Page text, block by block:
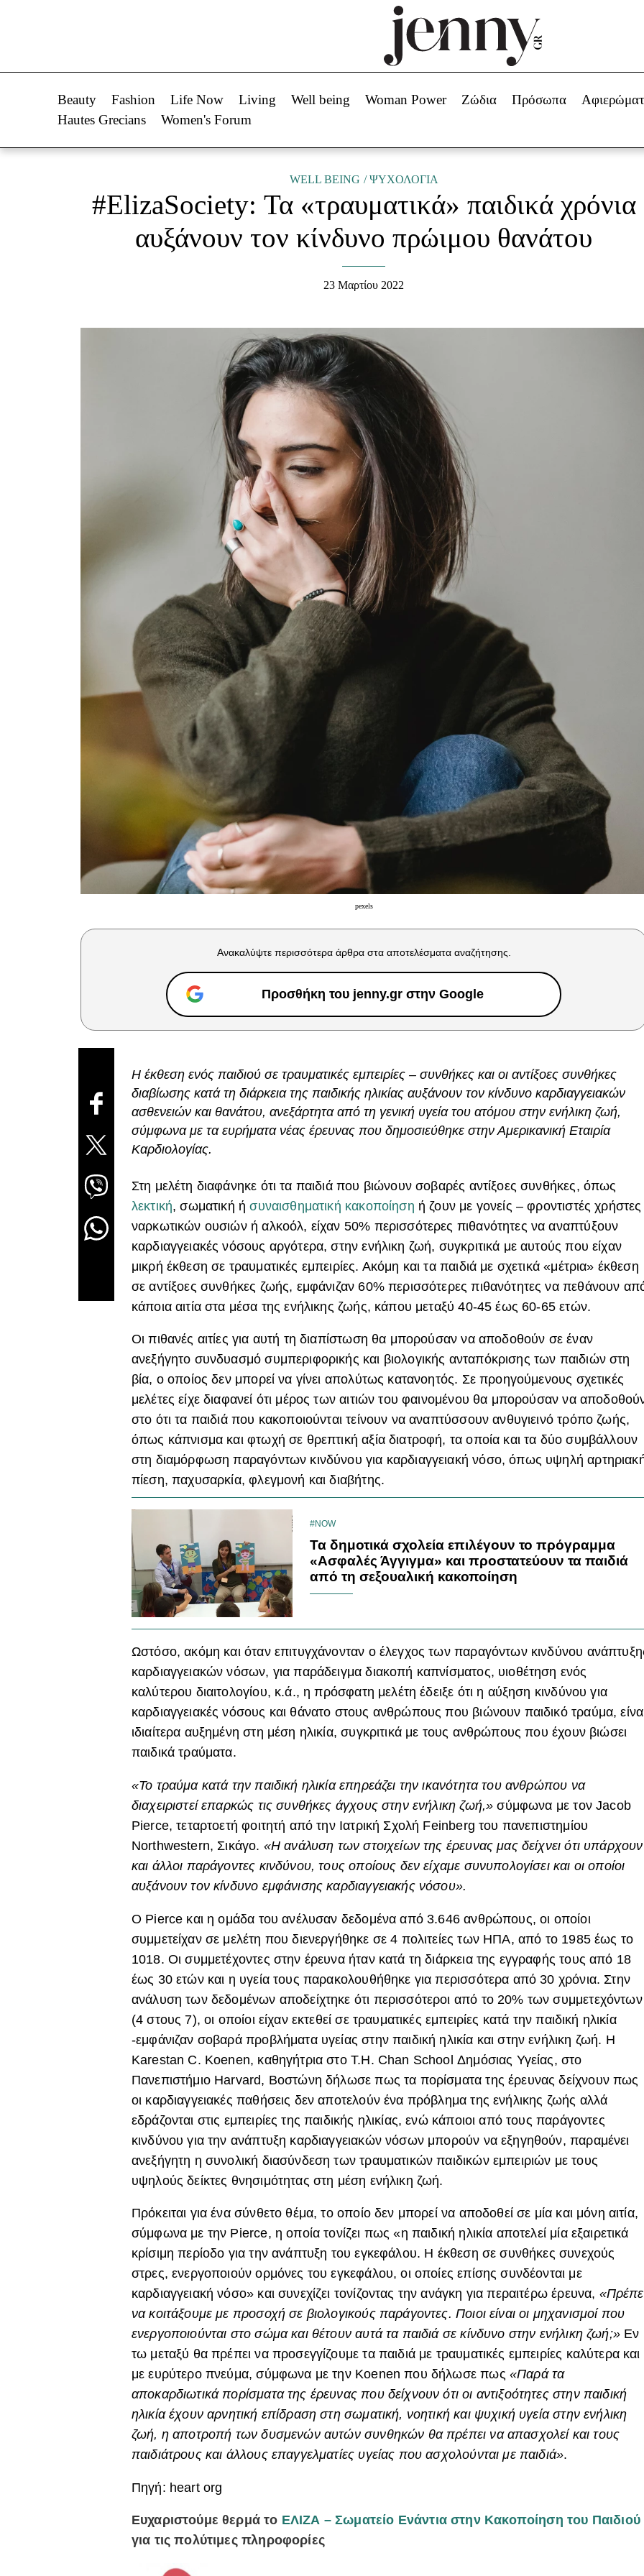
Styling Tips
Fashion News
Beauty -
Ομορφιά
Skincare
Μακιγιάζ
Woman Power Πρόσωπα
Ask the Guru
Success Stories
Ζώδια
ΒΟΞ
Γάμος
Beauty Fashion Life Now Living Well being Woman Power Ζώδια Πρόσωπα
Hautes Grecians
Women's Forum
WELL BEING ΨΥΧΟΛΟΓΙΑ
#ElizaSociety: Τα «τραυματικά» παιδικά χρόνια
αυξάνουν τον κίνδυνο πρώιμου θανάτου
23 Μαρτίου 2022
pexels
Ανακαλύψτε περισσότερα άρθρα στα αποτελέσματα αναζήτησης.
Προσθήκη του jenny.gr στην Google
Η έκθεση ενός παιδιού σε τραυματικές εμπειρίες – συνθήκες και οι αντίξοες συνθήκες
διαβίωσης κατά τη διάρκεια της παιδικής ηλικίας αυξάνουν τον κίνδυνο καρδιαγγειακών
ασθενειών και θανάτου, ανεξάρτητα από τη γενική υγεία του ατόμου στην ενήλικη ζωή,
σύμφωνα με τα ευρήματα νέας έρευνας που δημοσιεύθηκε στην Αμερικανική Εταιρία
Καρδιολογίας.
Στη μελέτη διαφάνηκε ότι τα παιδιά που βιώνουν σοβαρές αντίξοες συνθήκες, όπως
λεκτική, σωματική ήσυναισθηματική κακοποίηση ή ζουν με γονείς – φροντιστές χρήστες
ναρκωτικών ουσιών ή αλκοόλ, είχαν 50% περισσότερες πιθανότητες να αναπτύξουν
καρδιαγγειακές νόσους αργότερα, στην ενήλικη ζωή, συγκριτικά με αυτούς που είχαν
μικρή έκθεση σε τραυματικές εμπειρίες. Ακόμη και τα παιδιά με σχετικά «μέτρια» έκθεση
σε αντίξοες συνθήκες ζωής, εμφάνιζαν 60% περισσότερες πιθανότητες να πεθάνουν
κάποια αιτία στα μέσα της ενήλικης ζωής, κάπου μεταξύ 40-45 έως 60-65 ετών.
Οι πιθανές αιτίες για αυτή τη διαπίστωση θα μπορούσαν να αποδοθούν σε έναν
ανεξήγητο συνδυασμό συμπεριφορικής και βιολογικής ανταπόκρισης των παιδιών στη
βία, ο οποίος δεν μπορεί να γίνει απολύτως κατανοητός. Σε προηγούμενους σχετικές
μελέτες είχε διαφανεί ότι μέρος των αιτιών του φαινομένου θα μπορούσαν να
στο ότι τα παιδιά που κακοποιούνται τείνουν να αναπτύσσουν ανθυγιεινό τρόπο ζωής,
όπως κάπνισμα και φτωχή σε θρεπτική αξία διατροφή, τα οποία και τα δύο συμβάλλουν
στη διαμόρφωση παραγόντων κινδύνου για καρδιαγγειακή νόσο, όπως υψηλή
πίεση, παχυσαρκία, φλεγμονή και διαβήτης.
#NOW
Τα δημοτικά σχολεία επιλέγουν το πρόγραμμα
«Ασφαλές Άγγιγμα» και προστατεύουν τα παιδιά
από τη σεξουαλική κακοποίηση
Ωστόσο, ακόμη και όταν επιτυγχάνονταν ο έλεγχος των παραγόντων κινδύνου
καρδιαγγειακών νόσων, για παράδειγμα διακοπή καπνίσματος, υιοθέτηση ενός
καλύτερου διαιτολογίου, κ.ά., η πρόσφατη μελέτη έδειξε ότι η αύξηση κινδύνου για
καρδιαγγειακές νόσους και θάνατο στους ανθρώπους που βιώνουν παιδικό τραύμα,
ιδιαίτερα αυξημένη στη μέση ηλικία, συγκριτικά με τους ανθρώπους που έχουν βιώσει
παιδικά τραύματα.
«Το τραύμα κατά την παιδική ηλικία επηρεάζει την ικανότητα του ανθρώπου να
διαχειριστεί επαρκώς τις συνθήκες άγχους στην ενήλικη ζωή,» σύμφωνα με τον Jacob
Pierce, τεταρτοετή φοιτητή από την Ιατρική Σχολή Feinberg του πανεπιστημίου
Northwestern, Σικάγο. «Η ανάλυση των στοιχείων της έρευνας μας δείχνει ότι υπάρχουν
και άλλοι παράγοντες κινδύνου, τους οποίους δεν είχαμε συνυπολογίσει και οι οποίοι
αυξάνουν τον κίνδυνο εμφάνισης καρδιαγγειακής νόσου».
Ο Pierce και η ομάδα του ανέλυσαν δεδομένα από 3.646 ανθρώπους, οι οποίοι
συμμετείχαν σε μελέτη που διενεργήθηκε σε 4 πολιτείες των ΗΠΑ, από το 1985 έως το
1018. Οι συμμετέχοντες στην έρευνα ήταν κατά τη διάρκεια της εγγραφής τους από 18
έως 30 ετών και η υγεία τους παρακολουθήθηκε για περισσότερα από 30 χρόνια. Στην
ανάλυση των δεδομένων αποδείχτηκε ότι περισσότεροι από το 20% των συμμετεχόντων
(4 στους 7), οι οποίοι είχαν εκτεθεί σε τραυματικές εμπειρίες κατά την παιδική ηλικία
-εμφάνιζαν σοβαρά προβλήματα υγείας στην παιδική ηλικία και στην ενήλικη ζωή. H
Karestan C. Koenen, καθηγήτρια στο T.H. Chan School Δημόσιας Υγείας, στο
Πανεπιστήμιο Harvard, Βοστώνη δήλωσε πως τα πορίσματα της έρευνας δείχνουν πως
οι καρδιαγγειακές παθήσεις δεν αποτελούν ένα πρόβλημα της ενήλικης ζωής αλλά
εδράζονται στις εμπειρίες της παιδικής ηλικίας, ενώ κάποιοι από τους παράγοντες
κινδύνου για την ανάπτυξη καρδιαγγειακών νόσων μπορούν να εξηγηθούν, παραμένει
ανεξήγητη η συνολική διασύνδεση των τραυματικών παιδικών εμπειριών με τους
υψηλούς δείκτες θνησιμότητας στη μέση ενήλικη ζωή.
Πρόκειται για ένα σύνθετο θέμα, το οποίο δεν μπορεί να αποδοθεί σε μία και μόνη αιτία,
σύμφωνα με την Pierce, η οποία τονίζει πως «η παιδική ηλικία αποτελεί μία εξαιρετικά
κρίσιμη περίοδο για την ανάπτυξη του εγκεφάλου. Η έκθεση σε συνθήκες συνεχούς
στρες, ενεργοποιούν ορμόνες του εγκεφάλου, οι οποίες επίσης συνδέονται με
καρδιαγγειακή νόσο» και συνεχίζει τονίζοντας την ανάγκη για περαιτέρω έρευνα,
να κοιτάξουμε με προσοχή σε βιολογικούς παράγοντες. Ποιοι είναι οι μηχανισμοί που
ενεργοποιούνται στο σώμα και θέτουν αυτά τα παιδιά σε κίνδυνο στην ενήλικη ζωή;»Εν
τω μεταξύ θα πρέπει να προσεγγίζουμε τα παιδιά με τραυματικές εμπειρίες καλύτερα και
με ευρύτερο πνεύμα, σύμφωνα με την Koenen που δήλωσε πως «Παρά τα
αποκαρδιωτικά πορίσματα της έρευνας που δείχνουν ότι οι αντιξοότητες στην παιδική
ηλικία έχουν αρνητική επίδραση στη σωματική, νοητική και ψυχική υγεία στην ενήλικη
ζωή, η αποτροπή των δυσμενών αυτών συνθηκών θα πρέπει να απασχολεί και τους
παιδιάτρους και άλλους επαγγελματίες υγείας που ασχολούνται με παιδιά».
Πηγή: heart org
Ευχαριστούμε θερμά το ΕΛΙΖΑ – Σωματείο Ενάντια στην Κακοποίηση του Παιδιού
για τις πολύτιμες πληροφορίες